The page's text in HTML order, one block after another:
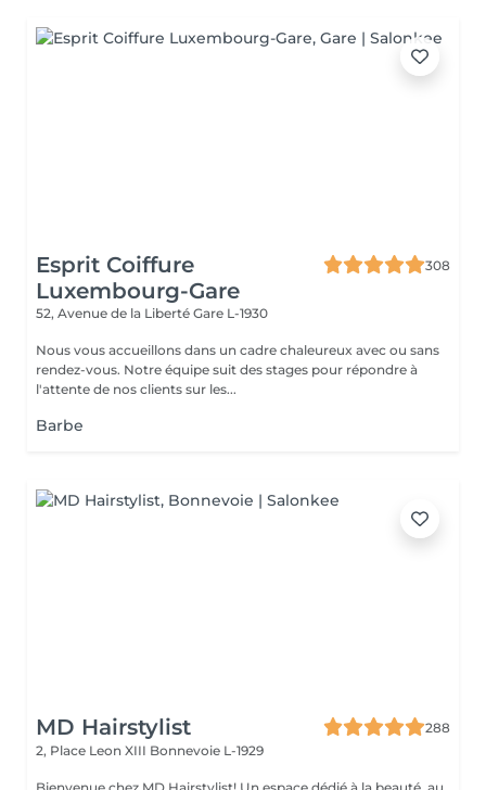
Esprit Coiffure
Luxembourg-Gare
308
52, Avenue de la Liberté Gare L-1930
Nous vous accueillons dans un cadre chaleureux avec ou sans
rendez-vous. Notre équipe suit des stages pour répondre à
l'attente de nos clients sur les...
Barbe
MD Hairstylist
288
2, Place Leon XIII Bonnevoie L-1929